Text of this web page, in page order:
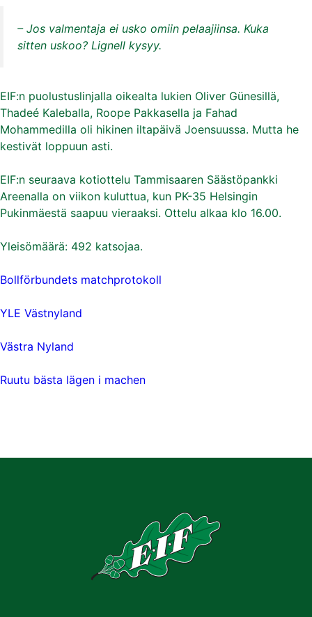
– Jos valmentaja ei usko omiin pelaajiinsa. Kuka
sitten uskoo? Lignell kysyy.
EIF:n puolustuslinjalla oikealta lukien Oliver Günesillä,
Thadeé Kaleballa, Roope Pakkasella ja Fahad
Mohammedilla oli hikinen iltapäivä Joensuussa. Mutta he
kestivät loppuun asti.
EIF:n seuraava kotiottelu Tammisaaren Säästöpankki
Areenalla on viikon kuluttua, kun PK-35 Helsingin
Pukinmäestä saapuu vieraaksi. Ottelu alkaa klo 16.00.
Yleisömäärä: 492 katsojaa.
Bollförbundets matchprotokoll
YLE Västnyland
Västra Nyland
Ruutu bästa lägen i machen